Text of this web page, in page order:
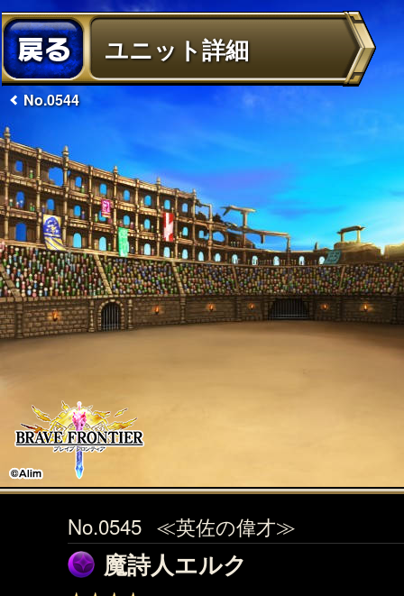
ユニット詳細
No.0544
No.0545 ≪英佐の偉才≫
魔詩人エルク